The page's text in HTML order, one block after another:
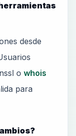
desde
o whois
para